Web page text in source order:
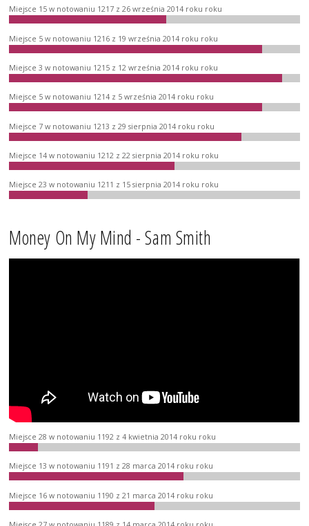
Miejsce 15 w notowaniu 1217 z 26 września 2014 roku roku
Miejsce 5 w notowaniu 1216 z 19 września 2014 roku roku
Miejsce 3 w notowaniu 1215 z 12 września 2014 roku roku
Miejsce 5 w notowaniu 1214 z 5 września 2014 roku roku
Miejsce 7 w notowaniu 1213 z 29 sierpnia 2014 roku roku
Miejsce 14 w notowaniu 1212 z 22 sierpnia 2014 roku roku
Miejsce 23 w notowaniu 1211 z 15 sierpnia 2014 roku roku
Money On My Mind - Sam Smith
Miejsce 28 w notowaniu 1192 z 4 kwietnia 2014 roku roku
Miejsce 13 w notowaniu 1191 z 28 marca 2014 roku roku
Miejsce 16 w notowaniu 1190 z 21 marca 2014 roku roku